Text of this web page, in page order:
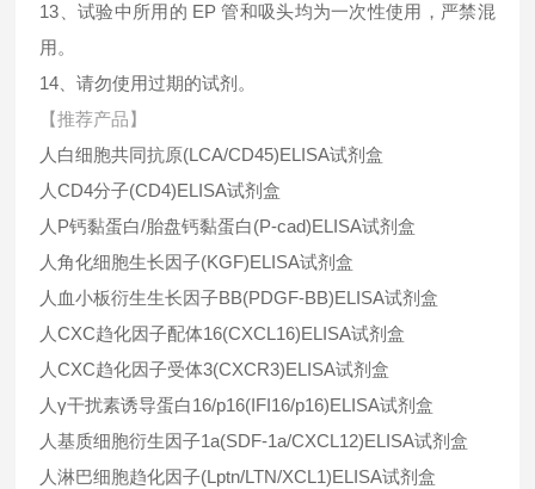
13、试验中所用的 EP 管和吸头均为一次性使用，严禁混
用。
14、请勿使用过期的试剂。
【推荐产品】
人白细胞共同抗原(LCA/CD45)ELISA试剂盒
人CD4分子(CD4)ELISA试剂盒
人P钙黏蛋白/胎盘钙黏蛋白(P-cad)ELISA试剂盒
人角化细胞生长因子(KGF)ELISA试剂盒
人血小板衍生生长因子BB(PDGF-BB)ELISA试剂盒
人CXC趋化因子配体16(CXCL16)ELISA试剂盒
人CXC趋化因子受体3(CXCR3)ELISA试剂盒
人γ干扰素诱导蛋白16/p16(IFI16/p16)ELISA试剂盒
人基质细胞衍生因子1a(SDF-1a/CXCL12)ELISA试剂盒
人淋巴细胞趋化因子(Lptn/LTN/XCL1)ELISA试剂盒